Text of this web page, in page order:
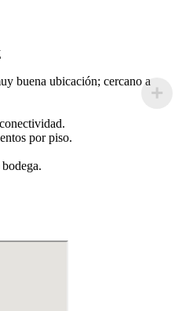
buena ubicación; cercano a
por piso.